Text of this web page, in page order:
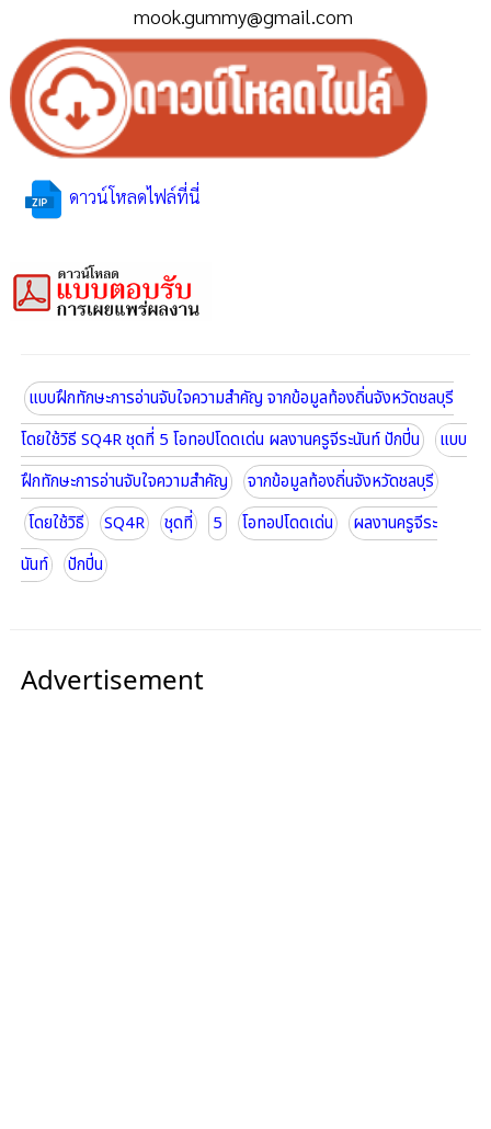
mook.gummy@gmail.com
ดาวน์โหลดไฟล์ที่นี่
แบบฝึกทักษะการอ่านจับใจความสำคัญ จากข้อมูลท้องถิ่นจังหวัดชลบุรี
โดยใช้วิธี SQ4R ชุดที่ 5 โอทอปโดดเด่น ผลงานครูจีระนันท์ ปักปิ่น
แบบ
ฝึกทักษะการอ่านจับใจความสำคัญ
จากข้อมูลท้องถิ่นจังหวัดชลบุรี
โดยใช้วิธี
SQ4R ชุดที่ 5 โอทอปโดดเด่น
ผลงานครูจีระ
นันท์
ปักปิ่น
Advertisement